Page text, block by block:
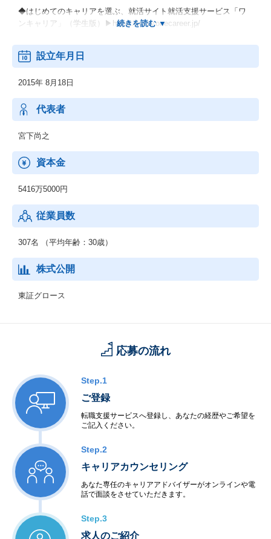
◆はじめてのキャリアを選ぶ、就活サイト就活支援サービス「ワ
ンキャリア」（学生版）▶https://www.onecareer.jp/
◆次のキャリアが見える、転職支援サービス/中途採用サービス
「ワンキャリア転職」▶https://plus.onecareer.jp/
◆採用活動のDX推進を支援する新卒採用サービス「ワンキャリ
ア」（企業版）▶https://service.onecareercloud.jp/
多くの人にとって仕事は人生で最も時間を投資する対象であるに
も関わらず、
く、
いまだに就職してから後悔する人が後を絶たない状況です。
キャリアデータを結集し、
多様化する世の中において採用マーケットをアップデートしてい
きます。
設立年月日
2015年 8月18日
代表者
宮下尚之
資本金
5416万5000円
従業員数
307名 （平均年齢：30歳）
株式公開
東証グロース
応募の流れ
Step.1
ご登録
転職支援サービスへ登録し、あなたの経歴やご希望を
ご記入ください。
Step.2
キャリアカウンセリング
あなた専任のキャリアアドバイザーがオンラインや電
話で面談をさせていただきます。
Step.3
求人のご紹介